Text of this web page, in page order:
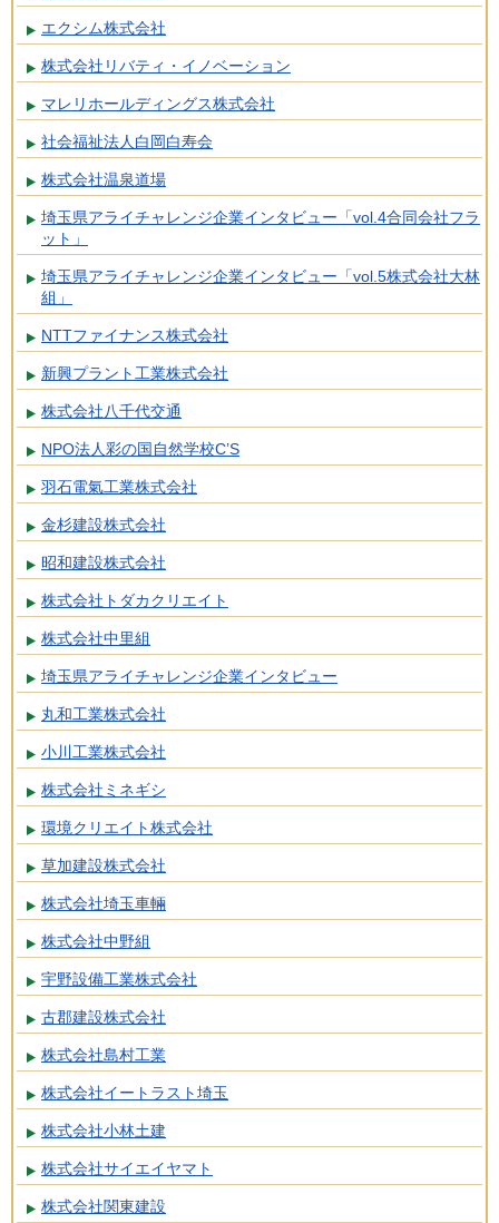
エクシム株式会社
株式会社リバティ・イノベーション
マレリホールディングス株式会社
社会福祉法人白岡白寿会
株式会社温泉道場
埼玉県アライチャレンジ企業インタビュー「vol.4合同会社フラ
ット」
埼玉県アライチャレンジ企業インタビュー「vol.5株式会社大林
組」
NTTファイナンス株式会社
新興プラント工業株式会社
株式会社八千代交通
NPO法人彩の国自然学校C’S
羽石電氣工業株式会社
金杉建設株式会社
昭和建設株式会社
株式会社トダカクリエイト
株式会社中里組
埼玉県アライチャレンジ企業インタビュー
丸和工業株式会社
小川工業株式会社
株式会社ミネギシ
環境クリエイト株式会社
草加建設株式会社
株式会社埼玉車輛
株式会社中野組
宇野設備工業株式会社
古郡建設株式会社
株式会社島村工業
株式会社イートラスト埼玉
株式会社小林土建
株式会社サイエイヤマト
株式会社関東建設